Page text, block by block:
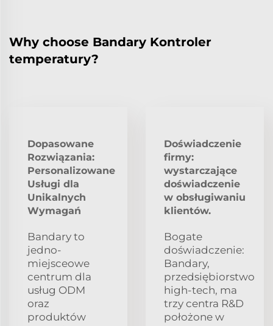
Why choose Bandary Kontroler
temperatury?
Dopasowane
Rozwiązania:
Personalizowane
Usługi dla
Unikalnych
Wymagań
Bandary to
jedno-
miejsceowe
centrum dla
usług ODM
oraz
produktów
Doświadczenie
firmy:
wystarczające
doświadczenie
w obsługiwaniu
klientów.
Bogate
doświadczenie:
Bandary,
przedsiębiorstwo
high-tech, ma
trzy centra R&D
położone w